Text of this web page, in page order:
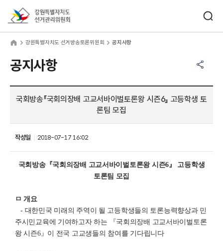
강원특별자치도 선거방송토론위원회 공지사항
공지사항
국회방송『국회의장배 고교서바이벌토론왕 시즌6』 고등학생 토
론팀 모집
작성일 2018-07-17 16:02
국회방송『국회의장배 고교서바이벌토론왕 시즌6』 고등학생
토론팀 모집
ㅁ 개요
- 대한민국 미래의 주역이 될 고등학생들의 토론능력향상과 민
주시민교육에 기여하고자 하는 『국회의장배 고교서바이벌토론
왕 시즌6』이 전국 고교생들의 참여를 기다립니다